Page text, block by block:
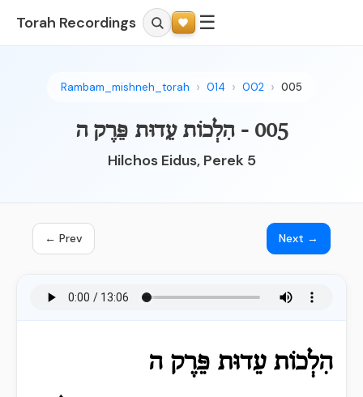
Torah Recordings ☰
Rambam_mishneh_torah 014 002 005
005 - הִלְכוֹת עֵדוּת פֵּרֶק ה
Hilchos Eidus, Perek 5
← Prev Next →
הִלְכוֹת עֵדוּת פֵּרֶק ה